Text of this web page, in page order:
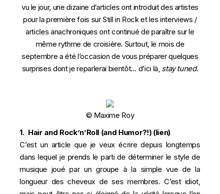
vu le jour, une dizaine d’articles ont introduit des artistes
pour la première fois sur Still in Rock et les interviews /
articles anachroniques ont continué de paraître sur le
même rythme de croisière. Surtout, le mois de
septembre a été l’occasion de vous préparer quelques
surprises dont je reparlerai bientôt… d’ici là, stay tuned.
© Maxime Roy
1. Hair and Rock’n’Roll (and Humor?!) (lien)
C’est un article que je veux écrire depuis longtemps
dans lequel je prends le parti de déterminer le style de
musique joué par un groupe à la simple vue de la
longueur des cheveux de ses membres. C’est idiot,